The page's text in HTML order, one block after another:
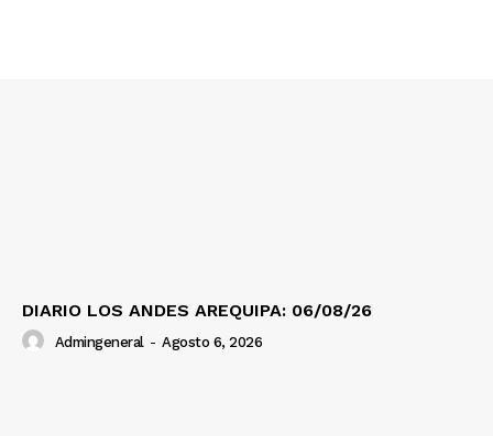
DIARIO LOS ANDES AREQUIPA: 06/08/26
Admingeneral - Agosto 6, 2026